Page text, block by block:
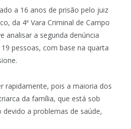
a 16 anos de prisão pelo juiz
da 4ª Vara Criminal de Campo
analisar a segunda denúncia
pessoas, com base na quarta
rapidamente, pois a maioria dos
da família, que está sob
a problemas de saúde,